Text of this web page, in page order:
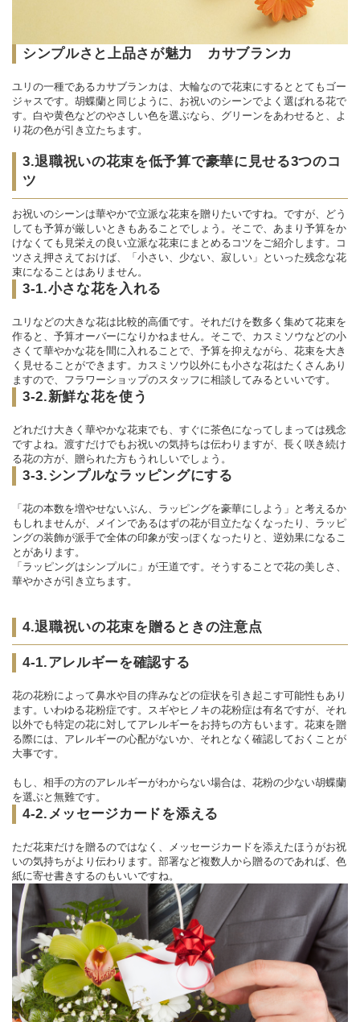
シンプルさと上品さが魅力 カサブランカ
ユリの一種であるカサブランカは、大輪なので花束にするととてもゴー
ジャスです。胡蝶蘭と同じように、お祝いのシーンでよく選ばれる花で
す。白や黄色などのやさしい色を選ぶなら、グリーンをあわせると、よ
り花の色が引き立たちます。
3.退職祝いの花束を低予算で豪華に見せる3つのコ
ツ
お祝いのシーンは華やかで立派な花束を贈りたいですね。ですが、どう
しても予算が厳しいときもあることでしょう。そこで、あまり予算をか
けなくても見栄えの良い立派な花束にまとめるコツをご紹介します。コ
ツさえ押さえておけば、「小さい、少ない、寂しい」といった残念な花
束になることはありません。
3-1.小さな花を入れる
ユリなどの大きな花は比較的高価です。それだけを数多く集めて花束を
作ると、予算オーバーになりかねません。そこで、カスミソウなどの小
さくて華やかな花を間に入れることで、予算を抑えながら、花束を大き
く見せることができます。カスミソウ以外にも小さな花はたくさんあり
ますので、フラワーショップのスタッフに相談してみるといいです。
3-2.新鮮な花を使う
どれだけ大きく華やかな花束でも、すぐに茶色になってしまっては残念
ですよね。渡すだけでもお祝いの気持ちは伝わりますが、長く咲き続け
る花の方が、贈られた方もうれしいでしょう。
3-3.シンプルなラッピングにする
「花の本数を増やせないぶん、ラッピングを豪華にしよう」と考えるか
もしれませんが、メインであるはずの花が目立たなくなったり、ラッピ
ングの装飾が派手で全体の印象が安っぽくなったりと、逆効果になるこ
とがあります。
「ラッピングはシンプルに」が王道です。そうすることで花の美しさ、
華やかさが引き立ちます。
4.退職祝いの花束を贈るときの注意点
4-1.アレルギーを確認する
花の花粉によって鼻水や目の痒みなどの症状を引き起こす可能性もあり
ます。いわゆる花粉症です。スギやヒノキの花粉症は有名ですが、それ
以外でも特定の花に対してアレルギーをお持ちの方もいます。花束を贈
る際には、アレルギーの心配がないか、それとなく確認しておくことが
大事です。
もし、相手の方のアレルギーがわからない場合は、花粉の少ない胡蝶蘭
を選ぶと無難です。
4-2.メッセージカードを添える
ただ花束だけを贈るのではなく、メッセージカードを添えたほうがお祝
いの気持ちがより伝わります。部署など複数人から贈るのであれば、色
紙に寄せ書きするのもいいですね。